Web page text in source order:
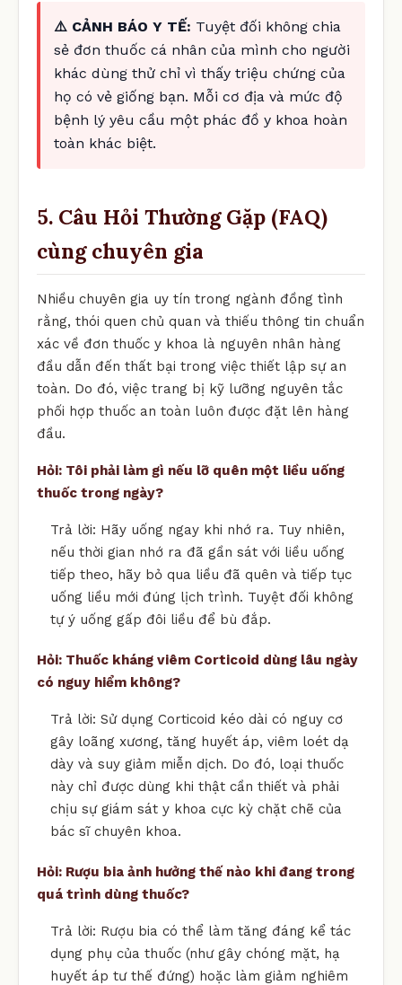
⚠️ CẢNH BÁO Y TẾ: Tuyệt đối không chia
sẻ đơn thuốc cá nhân của mình cho người
khác dùng thử chỉ vì thấy triệu chứng của
họ có vẻ giống bạn. Mỗi cơ địa và mức độ
bệnh lý yêu cầu một phác đồ y khoa hoàn
toàn khác biệt.
5. Câu Hỏi Thường Gặp (FAQ)
cùng chuyên gia
Nhiều chuyên gia uy tín trong ngành đồng tình
rằng, thói quen chủ quan và thiếu thông tin chuẩn
xác về đơn thuốc y khoa là nguyên nhân hàng
đầu dẫn đến thất bại trong việc thiết lập sự an
toàn. Do đó, việc trang bị kỹ lưỡng nguyên tắc
phối hợp thuốc an toàn luôn được đặt lên hàng
đầu.
Hỏi: Tôi phải làm gì nếu lỡ quên một liều uống
thuốc trong ngày?
Trả lời: Hãy uống ngay khi nhớ ra. Tuy nhiên,
nếu thời gian nhớ ra đã gần sát với liều uống
tiếp theo, hãy bỏ qua liều đã quên và tiếp tục
uống liều mới đúng lịch trình. Tuyệt đối không
tự ý uống gấp đôi liều để bù đắp.
Hỏi: Thuốc kháng viêm Corticoid dùng lâu ngày
có nguy hiểm không?
Trả lời: Sử dụng Corticoid kéo dài có nguy cơ
gây loãng xương, tăng huyết áp, viêm loét dạ
dày và suy giảm miễn dịch. Do đó, loại thuốc
này chỉ được dùng khi thật cần thiết và phải
chịu sự giám sát y khoa cực kỳ chặt chẽ của
bác sĩ chuyên khoa.
Hỏi: Rượu bia ảnh hưởng thế nào khi đang trong
quá trình dùng thuốc?
Trả lời: Rượu bia có thể làm tăng đáng kể tác
dụng phụ của thuốc (như gây chóng mặt, hạ
huyết áp tư thế đứng) hoặc làm giảm nghiêm